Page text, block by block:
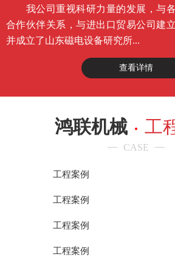
我公司重视科研力量的发展，与各
合作伙伴关系，与进出口贸易公司建
并成立了山东磁电设备研究所...
查看详情
鸿联机械 工
CASE
工程案例
工程案例
工程案例
工程案例